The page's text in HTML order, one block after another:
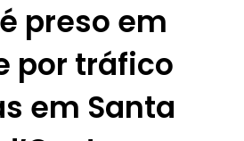
preso em
por tráfico
em Santa